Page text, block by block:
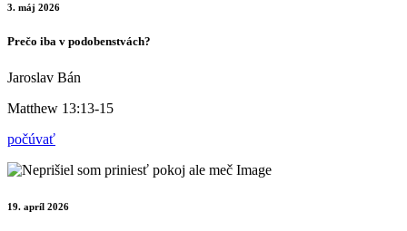
3. máj 2026
Prečo iba v podobenstvách?
Jaroslav Bán
Matthew 13:13-15
počúvať
19. apríl 2026